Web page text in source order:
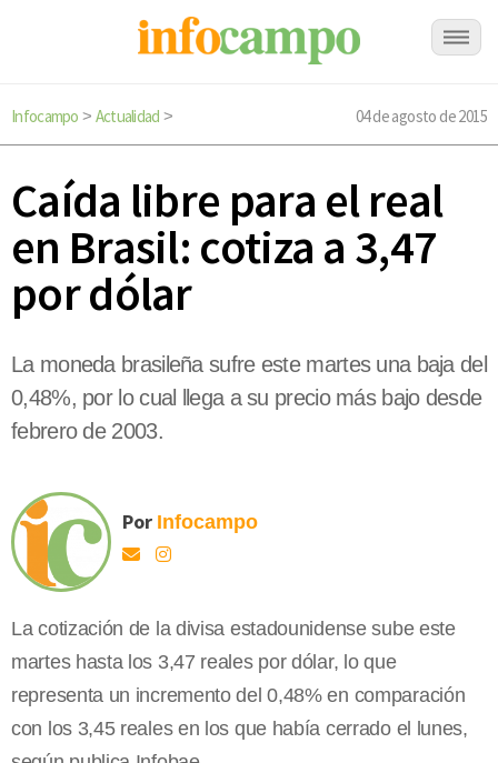
Infocampo > Actualidad > 04 de agosto de 2015
Caída libre para el real
en Brasil: cotiza a 3,47
por dólar
La moneda brasileña sufre este martes una baja del
0,48%, por lo cual llega a su precio más bajo desde
febrero de 2003.
Por Infocampo
La cotización de la divisa estadounidense sube este
martes hasta los 3,47 reales por dólar, lo que
representa un incremento del 0,48% en comparación
con los 3,45 reales en los que había cerrado el lunes,